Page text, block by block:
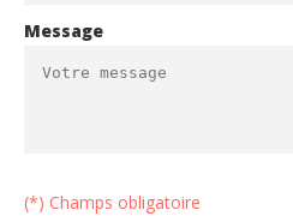
Message
(*) Champs obligatoire